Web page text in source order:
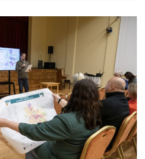
Sports
Kultūra
Bizness
Video
Vieta